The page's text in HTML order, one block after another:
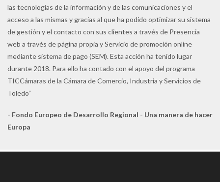
las tecnologías de la información y de las comunicaciones y el
acceso a las mismas y gracias al que ha podido optimizar su sistema
de gestión y el contacto con sus clientes a través de Presencia
web a través de página propia y Servicio de promoción online
mediante sistema de pago (SEM). Esta acción ha tenido lugar
durante 2018. Para ello ha contado con el apoyo del programa
TICCámaras de la Cámara de Comercio, Industria y Servicios de
Toledo”
- Fondo Europeo de Desarrollo Regional - Una manera de hacer
Europa